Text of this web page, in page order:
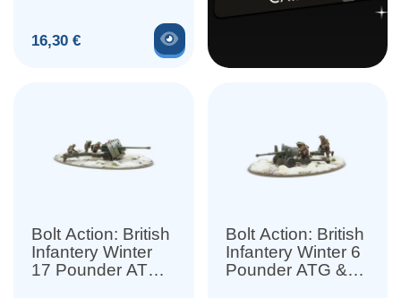
Prix
16,30 € Voir le produit
Bolt Action: British
Infantery Winter
17 Pounder ATG
Bolt Action: British
Infantery Winter 6
Pounder ATG &